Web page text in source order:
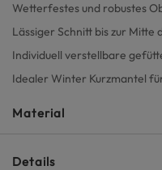
Wetterfestes und robustes
Lässiger Schnitt bis zur Mitte
Individuell verstellbare
Idealer Winter Kurzmantel
Material
Details